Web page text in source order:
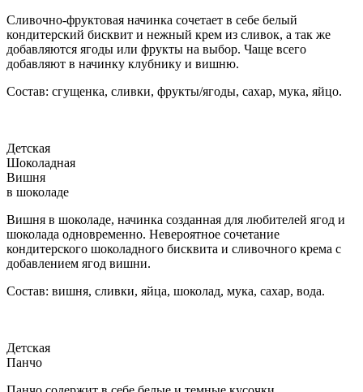
Сливочно-фруктовая начинка сочетает в себе белый
кондитерский бисквит и нежный крем из сливок, а так же
добавляются ягоды или фрукты на выбор. Чаще всего
добавляют в начинку клубнику и вишню.
Состав: сгущенка, сливки, фрукты/ягоды, сахар, мука, яйцо.
Детская
Шоколадная
Вишня
в шоколаде
Вишня в шоколаде, начинка созданная для любителей ягод и
шоколада одновременно. Невероятное сочетание
кондитерского шоколадного бисквита и сливочного крема с
добавлением ягод вишни.
Состав: вишня, сливки, яйца, шоколад, мука, сахар, вода.
Детская
Панчо